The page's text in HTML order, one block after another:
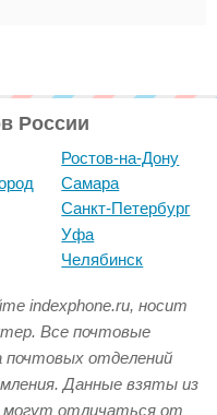
России
Ростов-на-Дону
Самара
Санкт-Петербург
Уфа
Челябинск
indexphone.ru, носит
Все почтовые
почтовых отделений
Данные взяты из
отличаться от